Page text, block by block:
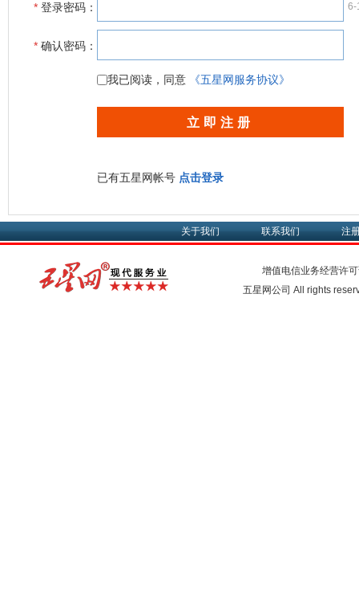
* 登录密码： 6-
* 确认密码：
我已阅读，同意 《五星网服务协议》
已有五星网帐号 点击登录
关于我们 联系我们 注
增值电信业务经营许
五星网公司 All rights